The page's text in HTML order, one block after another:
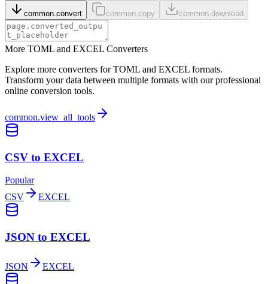
common.convert common.copy common.download
More TOML and EXCEL Converters
Explore more converters for TOML and EXCEL formats.
Transform your data between multiple formats with our professional
online conversion tools.
common.view_all_tools
CSV to EXCEL
Popular
CSV
EXCEL
JSON to EXCEL
JSON EXCEL